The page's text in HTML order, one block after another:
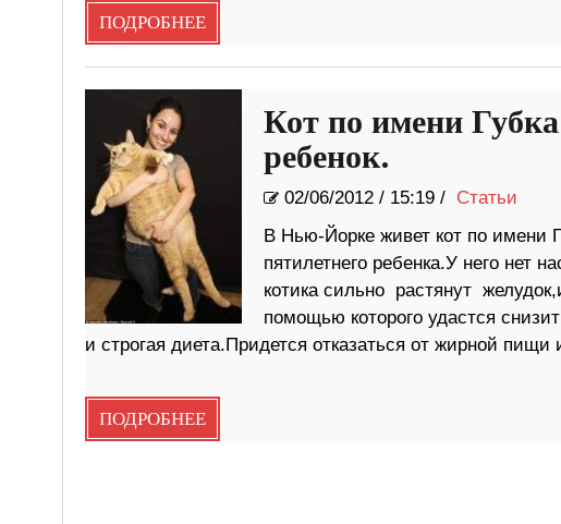
ПОДРОБНЕЕ
Кот по имени
ребенок.
02/06/2012/ 15:19 / Статьи
В Нью-Йорке живет кот по имени
пятилетнего ребенка.У него нет
котика сильно растянут
помощью которого удастся
и строгая диета.Придется отказаться от жирной пищи
ПОДРОБНЕЕ